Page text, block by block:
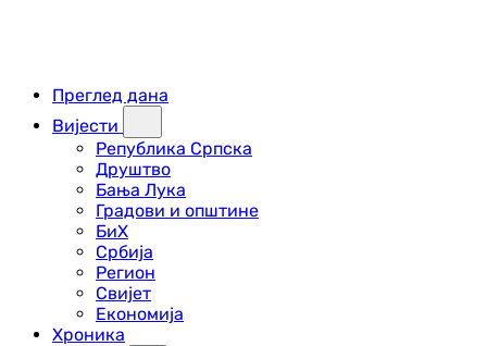
Преглед дана
Вијести
Република Српска
Друштво
Бања Лука
Градови и општине
БиХ
Србија
Регион
Свијет
Економија
Хроника